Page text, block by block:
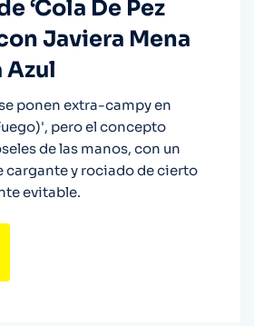
‘Cola De Pez
Javiera Mena
Azul
ponen extra-campy en
pero el concepto
de las manos, con un
cargante y rociado de cierto
evitable.